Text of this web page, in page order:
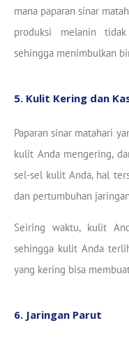
mana paparan sinar
produksi melanin
sehingga menimbulkan
5. Kulit Kering dan
Paparan sinar matahari
kulit Anda mengering,
sel-sel kulit Anda, hal
dan pertumbuhan
Seiring waktu, kulit
sehingga kulit Anda
yang kering bisa
6. Jaringan Parut